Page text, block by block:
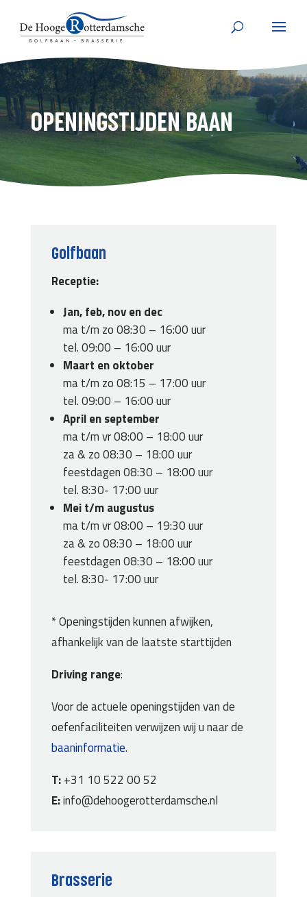
OPENINGSTIJDEN BAAN
Golfbaan
Receptie:
Jan, feb, nov en dec
ma t/m zo 08:30 – 16:00 uur
tel. 09:00 – 16:00 uur
Maart en oktober
ma t/m zo 08:15 – 17:00 uur
tel. 09:00 – 16:00 uur
April en september
ma t/m vr 08:00 – 18:00 uur
za & zo 08:30 – 18:00 uur
feestdagen 08:30 – 18:00 uur
tel. 8:30- 17:00 uur
Mei t/m augustus
ma t/m vr 08:00 – 19:30 uur
za & zo 08:30 – 18:00 uur
feestdagen 08:30 – 18:00 uur
tel. 8:30- 17:00 uur
* Openingstijden kunnen afwijken,
afhankelijk van de laatste starttijden
Driving range:
Voor de actuele openingstijden van de
oefenfaciliteiten verwijzen wij u naar de
baaninformatie.
T:+31 10 522 00 52
E:info@dehoogerotterdamsche.nl
Brasserie